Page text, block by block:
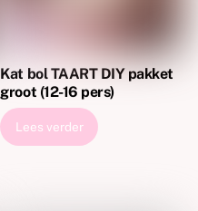
Kat bol TAART DIY pakket
groot (12-16 pers)
Lees verder